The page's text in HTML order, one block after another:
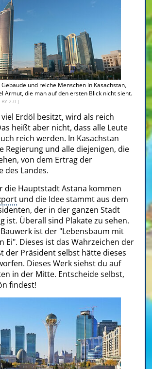
und reiche Menschen in Kasachstan,
Armut, die man auf den ersten Blick nicht sieht.
BY 2.0 ]
viel Erdöl besitzt, wird als reich
heißt aber nicht, dass alle Leute
reich werden. In Kasachstan
Regierung und alle diejenigen, die
von dem Ertrag der
des Landes.
die Hauptstadt Astana kommen
und die Idee stammt aus dem
der in der ganzen Stadt
ist. Überall sind Plakate zu sehen.
ist der "Lebensbaum mit
Ei". Dieses ist das Wahrzeichen der
der Präsident selbst hätte dieses
Dieses Werk siehst du auf
in der Mitte. Entscheide selbst,
findest!